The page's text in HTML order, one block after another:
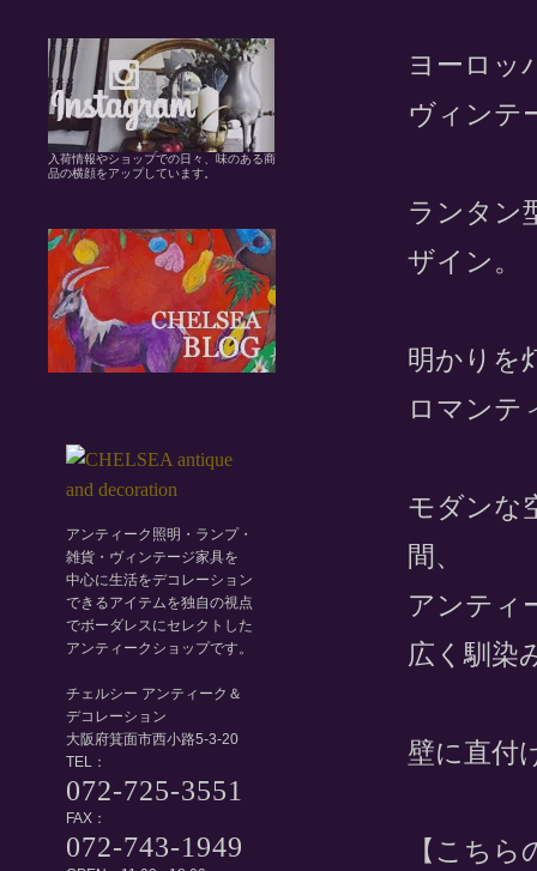
ヨーロッ
ヴィンテ
ランタン
ザイン。
明かりを
ロマンテ
モダンな
間、
アンティ
広く馴染
壁に直付
【こち
入荷情報やショップでの日々、味のある商
品の横顔をアップしています。
アンティーク照明・ランプ・
雑貨・ヴィンテージ家具を
中心に生活をデコレーション
できるアイテムを独自の視点
でボーダレスにセレクトした
アンティークショップです。
チェルシー アンティーク＆
デコレーション
大阪府箕面市西小路5-3-20
TEL：
072-725-3551
FAX：
072-743-1949